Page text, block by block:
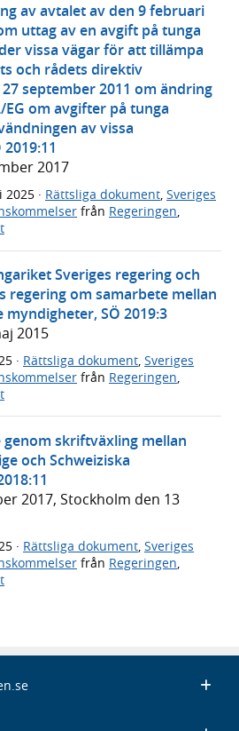
av avtalet av den 9 februari
uttag av en avgift på tunga
vissa vägar för att tillämpa
och rådets direktiv
september 2011 om ändring
om avgifter på tunga
av vissa
2017
2025 · Rättsliga dokument, Sveriges
från Regeringen,
Sveriges regering och
regering om samarbete mellan
SÖ 2019:3
2015
· Rättsliga dokument, Sveriges
från Regeringen,
skriftväxling mellan
och Schweiziska
2017, Stockholm den 13
· Rättsliga dokument Sveriges
från Regeringen